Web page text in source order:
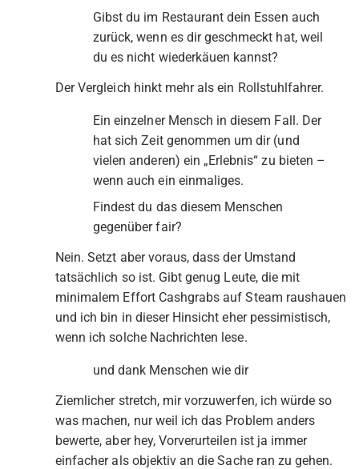
Gibst du im Restaurant dein Essen auch
zurück, wenn es dir geschmeckt hat, weil
du es nicht wiederkäuen kannst?
Der Vergleich hinkt mehr als ein Rollstuhlfahrer.
Ein einzelner Mensch in diesem Fall. Der
hat sich Zeit genommen um dir (und
vielen anderen) ein „Erlebnis“ zu bieten –
wenn auch ein einmaliges.
Findest du das diesem Menschen
gegenüber fair?
Nein. Setzt aber voraus, dass der Umstand
tatsächlich so ist. Gibt genug Leute, die mit
minimalem Effort Cashgrabs auf Steam raushauen
und ich bin in dieser Hinsicht eher pessimistisch,
wenn ich solche Nachrichten lese.
und dank Menschen wie dir
Ziemlicher stretch, mir vorzuwerfen, ich würde so
was machen, nur weil ich das Problem anders
bewerte, aber hey, Vorverurteilen ist ja immer
einfacher als objektiv an die Sache ran zu gehen.